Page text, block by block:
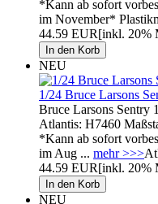
*Kann ab sofort
im November*
44.59 EUR[inkl. 20%
NEU
1/24 Bruce Larsons
Bruce Larsons Sentry
Atlantis: H7460
*Kann ab sofort
im Aug ... mehr >>>
44.59 EUR[inkl. 20%
NEU